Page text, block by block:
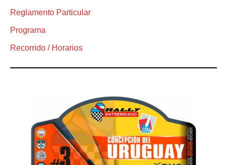
Reglamento Particular
Programa
Recorrido / Horarios